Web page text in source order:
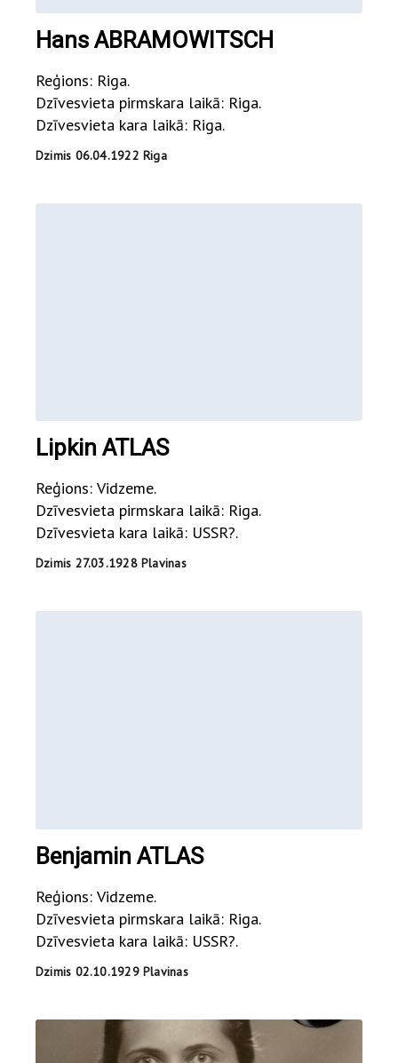
Hans ABRAMOWITSCH
Reģions: Riga.
Dzīvesvieta pirmskara laikā: Riga.
Dzīvesvieta kara laikā: Riga.
Dzimis 06.04.1922 Riga
Lipkin ATLAS
Reģions: Vidzeme.
Dzīvesvieta pirmskara laikā: Riga.
Dzīvesvieta kara laikā: USSR?.
Dzimis 27.03.1928 Plavinas
Benjamin ATLAS
Reģions: Vidzeme.
Dzīvesvieta pirmskara laikā: Riga.
Dzīvesvieta kara laikā: USSR?.
Dzimis 02.10.1929 Plavinas